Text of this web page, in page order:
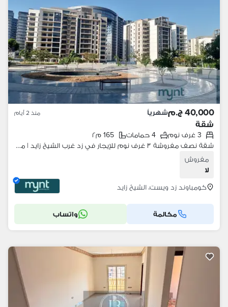
40,000 ج.م شهرياً منذ 2 أيام
شقة
3 غرف نوم 4 حمامات
165 م٢
شقة نصف مفروشة ٣ غرف نوم للإيجار في زد غرب الشيخ زايد | مينت للضيافة
مفروش
لا
كومباوند زد ويست، الشيخ زايد
مكالمة واتساب